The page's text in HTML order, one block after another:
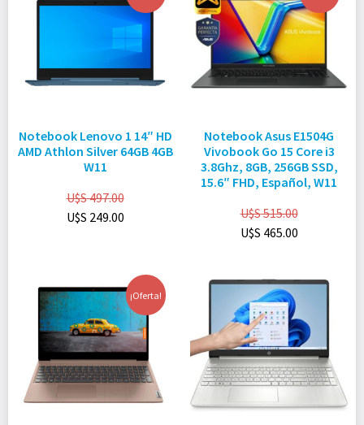
Notebook Lenovo 1 14″ HD
AMD Athlon Silver 64GB 4GB
W11
U$S497.00
U$S 249.00
Notebook Asus E1504G
Vivobook Go 15 Core i3
3.8Ghz, 8GB, 256GB SSD,
15.6″ FHD, Español, W11
U$S515.00
U$S 465.00
¡Oferta!